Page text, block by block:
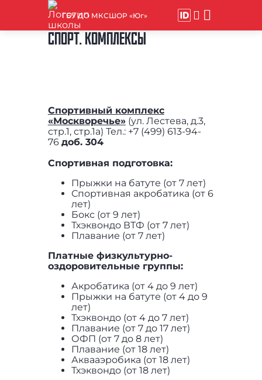
ГБУ ДО МКСШОР «Юг»
СПОРТ. КОМПЛЕКСЫ
Спортивный комплекс
«Москворечье»(ул. Лестева, д.3,
стр.1, стр.1а) Тел.: +7 (499) 613-94-
76 доб. 304
Спортивная подготовка:
Прыжки на батуте (от 7 лет)
Спортивная акробатика (от 6
лет)
Бокс (от 9 лет)
Тхэквондо ВТФ (от 7 лет)
Плавание (от 7 лет)
Платные физкультурно-
оздоровительные группы:
Акробатика (от 4 до 9 лет)
Прыжки на батуте (от 4 до 9
лет)
Тхэквондо (от 4 до 7 лет)
Плавание (от 7 до 17 лет)
ОФП (от 7 до 8 лет)
Плавание (от 18 лет)
Аквааэробика (от 18 лет)
Тхэквондо (от 18 лет)